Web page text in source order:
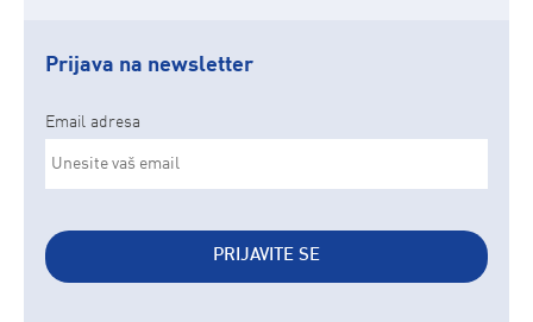
Prijava na newsletter
Email adresa
PRIJAVITE SE